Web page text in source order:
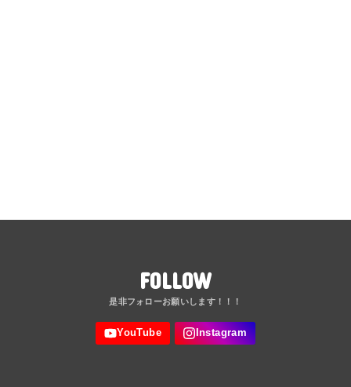
FOLLOW